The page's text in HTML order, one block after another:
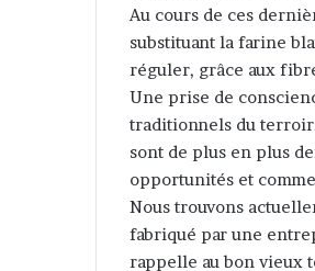
Au cours de ces
substituant la farine
réguler, grâce aux
Une prise de
traditionnels du
sont de plus en plus
opportunités et
Nous trouvons
fabriqué par une
rappelle au bon vieux